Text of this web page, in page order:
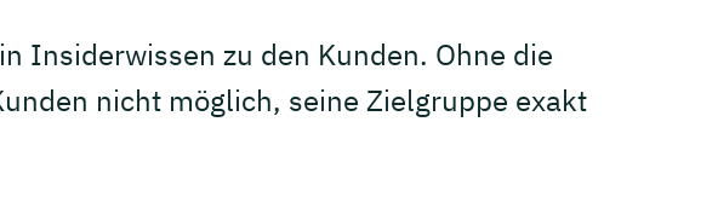
Insiderwissen zu den Kunden. Ohne die
nicht möglich, seine Zielgruppe exakt